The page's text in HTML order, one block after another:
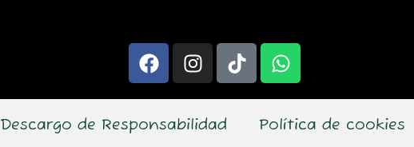
F
a
c
b
I
n
s
t
a
T
i
k
W
h
a
t
s
Descargo de Responsabilidad Política de cookies